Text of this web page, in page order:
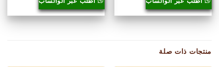
منتجات ذات صلة